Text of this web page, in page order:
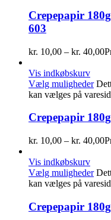
Crepepapir
603
kr. 10,00 – kr. 40,00
Vis indkøbskurv
Vælg muligheder
kan vælges på
Crepepapir
kr. 10,00 – kr. 40,00
Vis indkøbskurv
Vælg muligheder
kan vælges på
Crepepapir